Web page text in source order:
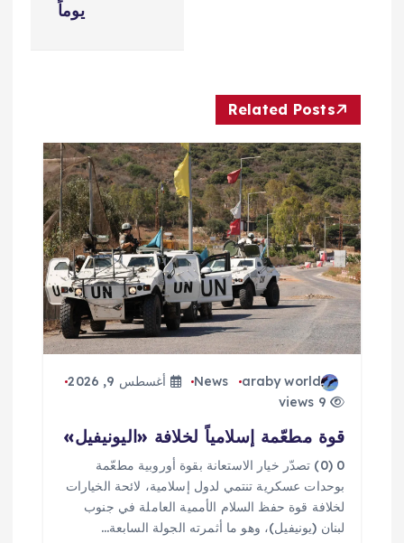
م
ق
يوماً
Related Posts
araby world
News
أغسطس 9, 2026
9 views
قوة مطعّمة إسلامياً لخلافة «اليونيفيل»
0 (0) تصدّر خيار الاستعانة بقوة أوروبية مطعّمة
بوحدات عسكرية تنتمي لدول إسلامية، لائحة الخيارات
لخلافة قوة حفظ السلام الأممية العاملة في جنوب
لبنان (يونيفيل)، وهو ما أثمرته الجولة السابعة…